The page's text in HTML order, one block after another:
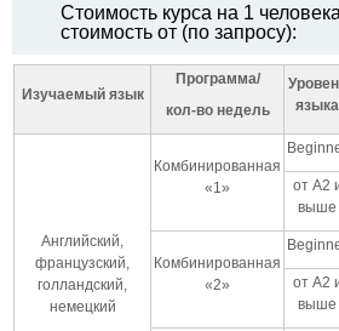
Стоимость курса на 1
стоимость от (по запросу):
Изучаемый язык
Программа/
кол-во недель
языка
Английский,
французский,
голландский,
немецкий
Комбинированная
«1»
от А2
выше
Комбинированная
«2»
от А2
выше